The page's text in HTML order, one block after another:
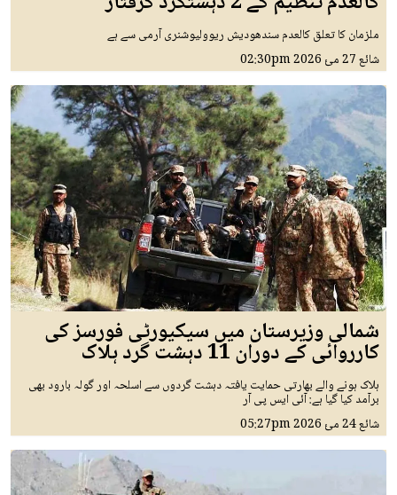
ملزمان کا تعلق کالعدم سندھودیش ریوولیوشنری آرمی سے ہے
شائع27 مئ 2026 02:30pm
شمالی وزیرستان میں سیکیورٹی فورسز کی
کارروائی کے دوران 11 دہشت گرد ہلاک
ہلاک ہونے والے بھارتی حمایت یافتہ دہشت گردوں سے اسلحہ اور گولہ بارود بھی
برآمد کیا گیا ہے: آئی ایس پی آر
شائع24 مئ 2026 05:27pm